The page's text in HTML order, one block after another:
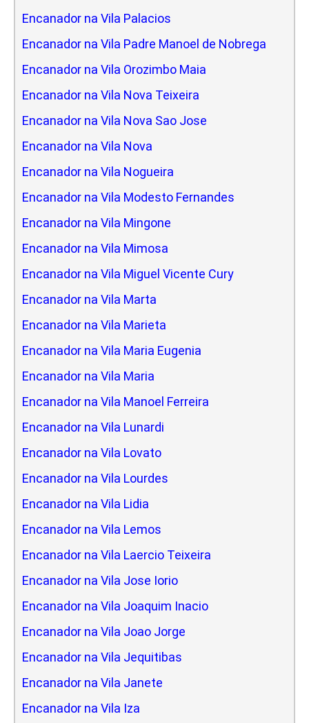
Encanador na Vila Palacios
Encanador na Vila Padre Manoel de Nobrega
Encanador na Vila Orozimbo Maia
Encanador na Vila Nova Teixeira
Encanador na Vila Nova Sao Jose
Encanador na Vila Nova
Encanador na Vila Nogueira
Encanador na Vila Modesto Fernandes
Encanador na Vila Mingone
Encanador na Vila Mimosa
Encanador na Vila Miguel Vicente Cury
Encanador na Vila Marta
Encanador na Vila Marieta
Encanador na Vila Maria Eugenia
Encanador na Vila Maria
Encanador na Vila Manoel Ferreira
Encanador na Vila Lunardi
Encanador na Vila Lovato
Encanador na Vila Lourdes
Encanador na Vila Lidia
Encanador na Vila Lemos
Encanador na Vila Laercio Teixeira
Encanador na Vila Jose Iorio
Encanador na Vila Joaquim Inacio
Encanador na Vila Joao Jorge
Encanador na Vila Jequitibas
Encanador na Vila Janete
Encanador na Vila Iza